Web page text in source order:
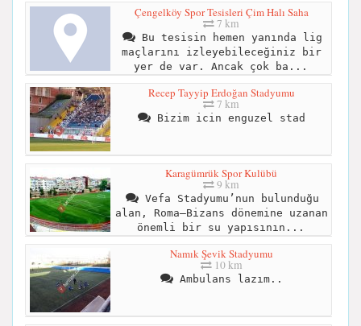
Çengelköy Spor Tesisleri Çim Halı Saha
7 km
Bu tesisin hemen yanında lig
maçlarını izleyebileceğiniz bir
yer de var. Ancak çok ba...
Recep Tayyip Erdoğan Stadyumu
7 km
Bizim icin enguzel stad
Karagümrük Spor Kulübü
9 km
Vefa Stadyumu’nun bulunduğu
alan, Roma–Bizans dönemine uzanan
önemli bir su yapısının...
Namık Şevik Stadyumu
10 km
Ambulans lazım..